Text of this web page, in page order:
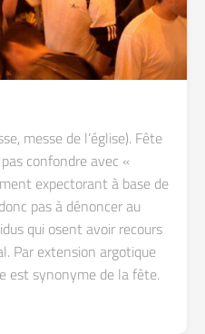
messe de l’église). Fête
confondre avec «
expectorant à base de
pas à dénoncer au
qui osent avoir recours
Par extension argotique
est synonyme de la fête.